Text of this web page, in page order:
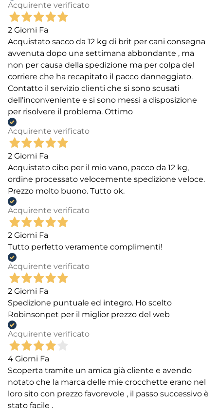
Acquirente verificato
2 Giorni Fa
Acquistato sacco da 12 kg di brit per cani consegna
avvenuta dopo una settimana abbondante , ma
non per causa della spedizione ma per colpa del
corriere che ha recapitato il pacco danneggiato.
Contatto il servizio clienti che si sono scusati
dell’inconveniente e si sono messi a disposizione
per risolvere il problema. Ottimo
Acquirente verificato
2 Giorni Fa
Acquistato cibo per il mio vano, pacco da 12 kg,
ordine processato velocemente spedizione veloce.
Prezzo molto buono. Tutto ok.
Acquirente verificato
2 Giorni Fa
Tutto perfetto veramente complimenti!
Acquirente verificato
2 Giorni Fa
Spedizione puntuale ed integro. Ho scelto
Robinsonpet per il miglior prezzo del web
Acquirente verificato
4 Giorni Fa
Scoperta tramite un amica già cliente e avendo
notato che la marca delle mie crocchette erano nel
loro sito con prezzo favorevole , il passo successivo è
stato facile .